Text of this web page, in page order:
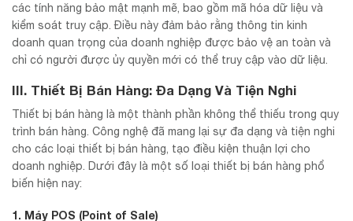
các tính năng bảo mật mạnh mẽ, bao gồm mã hóa dữ liệu và
kiểm soát truy cập. Điều này đảm bảo rằng thông tin kinh
doanh quan trọng của doanh nghiệp được bảo vệ an toàn và
chỉ có người được ủy quyền mới có thể truy cập vào dữ liệu.
III. Thiết Bị Bán Hàng: Đa Dạng Và Tiện Nghi
Thiết bị bán hàng là một thành phần không thể thiếu trong quy
trình bán hàng. Công nghệ đã mang lại sự đa dạng và tiện nghi
cho các loại thiết bị bán hàng, tạo điều kiện thuận lợi cho
doanh nghiệp. Dưới đây là một số loại thiết bị bán hàng phổ
biến hiện nay:
1. Máy POS (Point of Sale)